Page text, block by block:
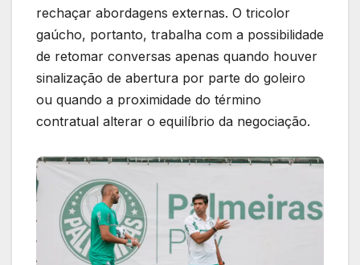
rechaçar abordagens externas. O tricolor
gaúcho, portanto, trabalha com a possibilidade
de retomar conversas apenas quando houver
sinalização de abertura por parte do goleiro
ou quando a proximidade do término
contratual alterar o equilíbrio da negociação.